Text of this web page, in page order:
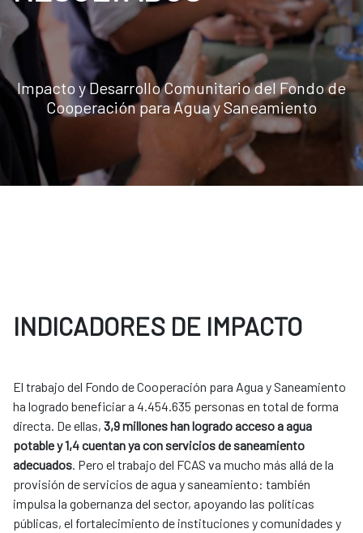
Impacto y Desarrollo Comunitario del Fondo de
Cooperación para Agua y Saneamiento
INDICADORES DE IMPACTO
El trabajo del Fondo de Cooperación para Agua y Saneamiento
ha logrado beneficiar a 4.454.635 personas en total de forma
directa. De ellas, 3,9 millones han logrado acceso a agua
potable y 1,4 cuentan ya con servicios de saneamiento
adecuados. Pero el trabajo del FCAS va mucho más allá de la
provisión de servicios de agua y saneamiento: también
impulsa la gobernanza del sector, apoyando las políticas
públicas, el fortalecimiento de instituciones y comunidades y